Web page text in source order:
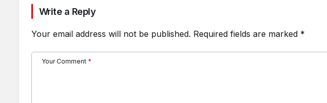
Write a Reply
Your email address will not be published. Required fields are marked *
Your Comment *